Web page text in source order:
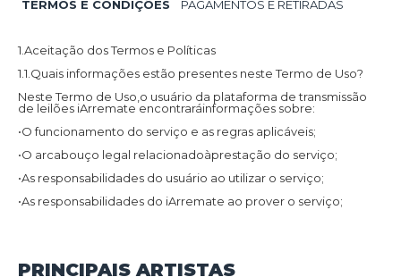
TERMOS E CONDIÇÕES PAGAMENTOS E RETIRADAS
1.Aceitação dos Termos e Políticas
1.1.Quais informações estão presentes neste Termo de Uso?
Neste Termo de Uso,o usuário da plataforma de transmissão
de leilões iArremate encontraráinformações sobre:
•O funcionamento do serviço e as regras aplicáveis;
•O arcabouço legal relacionadoàprestação do serviço;
•As responsabilidades do usuário ao utilizar o serviço;
•As responsabilidades do iArremate ao prover o serviço;
deste Termo de Uso tenham sido violadas.
PRINCIPAIS ARTISTAS